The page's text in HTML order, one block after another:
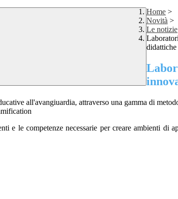
Home >
Novità >
Le notizie
didattiche
all'avangiuardia, attraverso una gamma di
e le competenze necessarie per creare ambienti